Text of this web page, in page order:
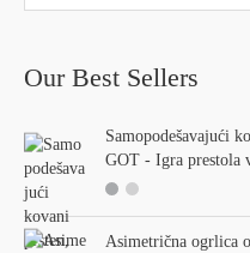
e
r
h
f
o
r
Our Best Sellers
Samopodešavajući
GOT - Igra prestola
Asimetrična ogrlica
i
p
e